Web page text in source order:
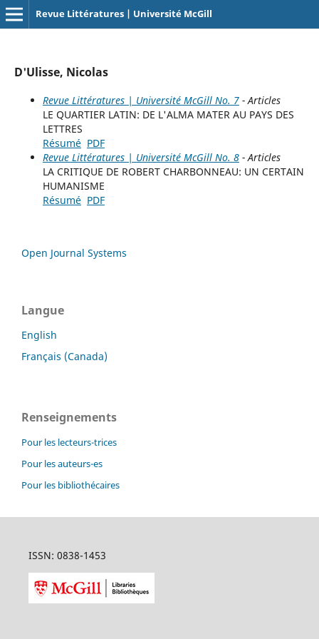
Revue Littératures | Université McGill
D'Ulisse, Nicolas
Revue Littératures | Université McGill No. 7- Articles
LE QUARTIER LATIN: DE L'ALMA MATER AU PAYS DES
LETTRES
Résumé PDF
Revue Littératures | Université McGill No. 8- Articles
LA CRITIQUE DE ROBERT CHARBONNEAU: UN CERTAIN
HUMANISME
Résumé PDF
Open Journal Systems
Langue
English
Français (Canada)
Renseignements
Pour les lecteurs-trices
Pour les auteurs-es
Pour les bibliothécaires
ISSN: 0838-1453